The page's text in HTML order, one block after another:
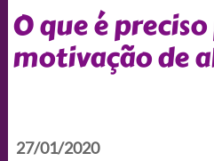
O que é
motivação de
27/01/2020